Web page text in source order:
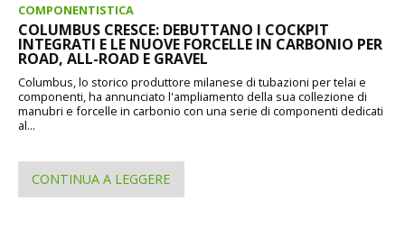
COMPONENTISTICA
COLUMBUS CRESCE: DEBUTTANO I COCKPIT
INTEGRATI E LE NUOVE FORCELLE IN CARBONIO PER
ROAD, ALL-ROAD E GRAVEL
Columbus, lo storico produttore milanese di tubazioni per telai e
componenti, ha annunciato l'ampliamento della sua collezione di
manubri e forcelle in carbonio con una serie di componenti dedicati
al...
CONTINUA A LEGGERE